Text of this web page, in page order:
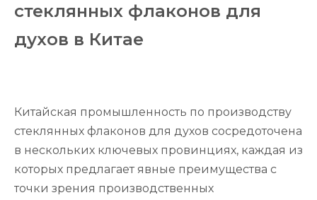
стеклянных флаконов для
духов в Китае
Китайская промышленность по производству
стеклянных флаконов для духов сосредоточена
в нескольких ключевых провинциях, каждая из
которых предлагает явные преимущества с
точки зрения производственных